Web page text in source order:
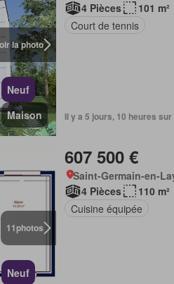
la photo
Neuf
Maison
4 Pièces
101 m²
Court de tennis
Il y a 5 jours, 10 heures
11photos
Neuf
607 500 €
Saint-Germain-en-
4 Pièces
110 m²
Cuisine équipée